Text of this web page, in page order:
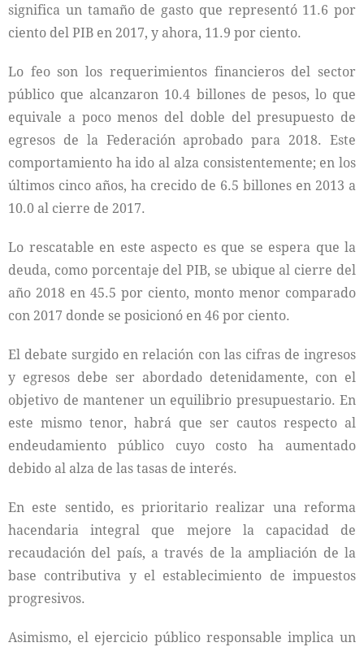
significa un tamaño de gasto que representó 11.6 por
ciento del PIB en 2017, y ahora, 11.9 por ciento.
Lo feo son los requerimientos financieros del sector
público que alcanzaron 10.4 billones de pesos, lo que
equivale a poco menos del doble del presupuesto de
egresos de la Federación aprobado para 2018. Este
comportamiento ha ido al alza consistentemente; en los
últimos cinco años, ha crecido de 6.5 billones en 2013 a
10.0 al cierre de 2017.
Lo rescatable en este aspecto es que se espera que la
deuda, como porcentaje del PIB, se ubique al cierre del
año 2018 en 45.5 por ciento, monto menor comparado
con 2017 donde se posicionó en 46 por ciento.
El debate surgido en relación con las cifras de ingresos
y egresos debe ser abordado detenidamente, con el
objetivo de mantener un equilibrio presupuestario. En
este mismo tenor, habrá que ser cautos respecto al
endeudamiento público cuyo costo ha aumentado
debido al alza de las tasas de interés.
En este sentido, es prioritario realizar una reforma
hacendaria integral que mejore la capacidad de
recaudación del país, a través de la ampliación de la
base contributiva y el establecimiento de impuestos
progresivos.
Asimismo, el ejercicio público responsable implica un